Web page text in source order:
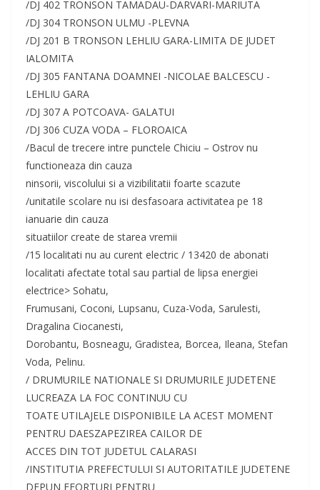
/DJ 402 TRONSON TAMADAU-DARVARI-MARIUTA
/DJ 304 TRONSON ULMU -PLEVNA
/DJ 201 B TRONSON LEHLIU GARA-LIMITA DE JUDET
IALOMITA
/DJ 305 FANTANA DOAMNEI -NICOLAE BALCESCU -
LEHLIU GARA
/DJ 307 A POTCOAVA- GALATUI
/DJ 306 CUZA VODA – FLOROAICA
/Bacul de trecere intre punctele Chiciu – Ostrov nu
functioneaza din cauza
ninsorii, viscolului si a vizibilitatii foarte scazute
/unitatile scolare nu isi desfasoara activitatea pe 18
ianuarie din cauza
situatiilor create de starea vremii
/15 localitati nu au curent electric / 13420 de abonati
localitati afectate total sau partial de lipsa energiei
electrice> Sohatu,
Frumusani, Coconi, Lupsanu, Cuza-Voda, Sarulesti,
Dragalina Ciocanesti,
Dorobantu, Bosneagu, Gradistea, Borcea, Ileana, Stefan
Voda, Pelinu.
/ DRUMURILE NATIONALE SI DRUMURILE JUDETENE
LUCREAZA LA FOC CONTINUU CU
TOATE UTILAJELE DISPONIBILE LA ACEST MOMENT
PENTRU DAESZAPEZIREA CAILOR DE
ACCES DIN TOT JUDETUL CALARASI
/INSTITUTIA PREFECTULUI SI AUTORITATILE JUDETENE
DEPUN EFORTURI PENTRU